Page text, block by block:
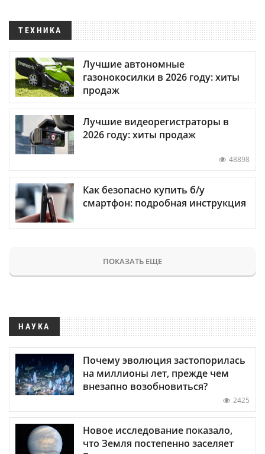
ТЕХНИКА
Лучшие автономные
газонокосилки в 2026 году: хиты
продаж
Лучшие видеорегистраторы в
2026 году: хиты продаж
48898
Как безопасно купить б/у
смартфон: подробная инструкция
ПОКАЗАТЬ ЕЩЕ
НАУКА
Почему эволюция застопорилась
на миллионы лет, прежде чем
внезапно возобновиться?
2425
Новое исследование показало,
что Земля постепенно заселяет